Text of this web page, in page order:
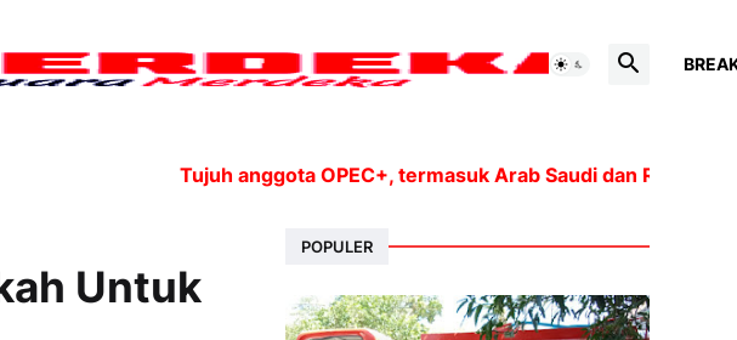
Tujuh anggota OPEC+, termasuk Arab Saudi dan Rusia, akan
Untuk
POPULER